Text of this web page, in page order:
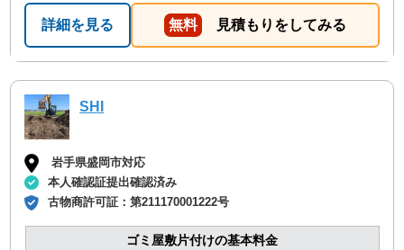
詳細を見る 無料 見積もりをしてみる
SHI
岩手県盛岡市対応
本人確認証提出確認済み
古物商許可証：第211170001222号
ゴミ屋敷片付けの基本料金